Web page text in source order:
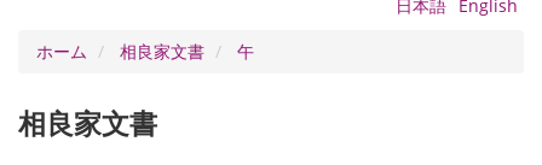
日本語 English
ホーム
相良家文書 午
相良家文書